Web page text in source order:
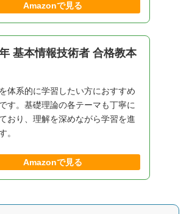
Amazonで見る
基本情報技術者 合格教本
体系的に学習したい方におすすめ
す。基礎理論の各テーマも丁寧に
おり、理解を深めながら学習を進
。
Amazonで見る